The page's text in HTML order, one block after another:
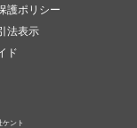
護ポリシー
法表示
ド
ケント